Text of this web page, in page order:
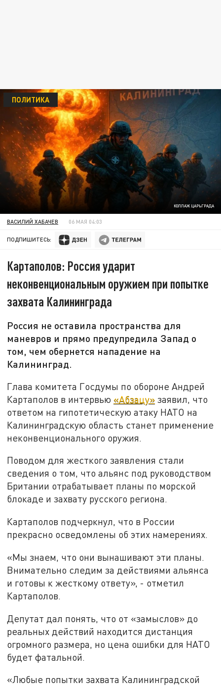
КОЛЛАЖ ЦАРЬГРАДА
ПОЛИТИКА
ВАСИЛИЙ ХАБАЧЕВ 06 МАЯ 04:03
ПОДПИШИТЕСЬ:
Картаполов: Россия ударит
неконвенциональным оружием при попытке
захвата Калининграда
Россия не оставила пространства для
маневров и прямо предупредила Запад о
том, чем обернется нападение на
Калининград.
Глава комитета Госдумы по обороне Андрей
Картаполов в интервью «Абзацу» заявил, что
ответом на гипотетическую атаку НАТО на
Калининградскую область станет применение
неконвенционального оружия.
Поводом для жесткого заявления стали
сведения о том, что альянс под руководством
Британии отрабатывает планы по морской
блокаде и захвату русского региона.
Картаполов подчеркнул, что в России
прекрасно осведомлены об этих намерениях.
«Мы знаем, что они вынашивают эти планы.
Внимательно следим за действиями альянса
и готовы к жесткому ответу», - отметил
Картаполов.
Депутат дал понять, что от «замыслов» до
реальных действий находится дистанция
огромного размера, но цена ошибки для НАТО
будет фатальной.
«Любые попытки захвата Калининградской